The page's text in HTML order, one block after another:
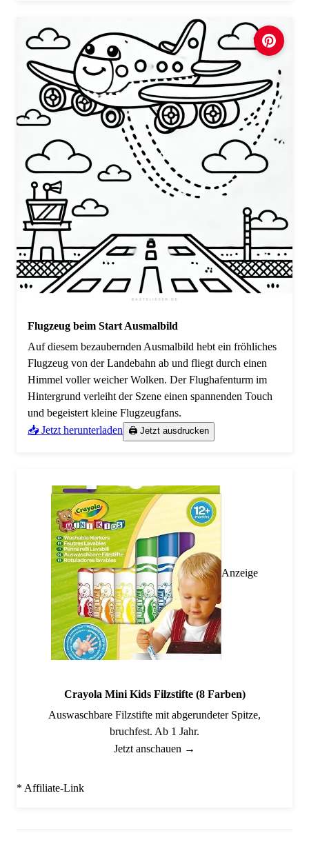
Flugzeug beim Start Ausmalbild
Auf diesem bezaubernden Ausmalbild hebt ein fröhliches
Flugzeug von der Landebahn ab und fliegt durch einen
Himmel voller weicher Wolken. Der Flughafenturm im
Hintergrund verleiht der Szene einen spannenden Touch
und begeistert kleine Flugzeugfans.
📥 Jetzt herunterladen
🖨️ Jetzt ausdrucken
Anzeige
Crayola Mini Kids Filzstifte (8 Farben)
Auswaschbare Filzstifte mit abgerundeter Spitze,
bruchfest. Ab 1 Jahr.
Jetzt anschauen →
* Affiliate-Link